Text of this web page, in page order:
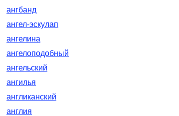
ангбанд
ангел-эскулап
ангелина
ангелоподобный
ангельский
ангилья
англиканский
англия